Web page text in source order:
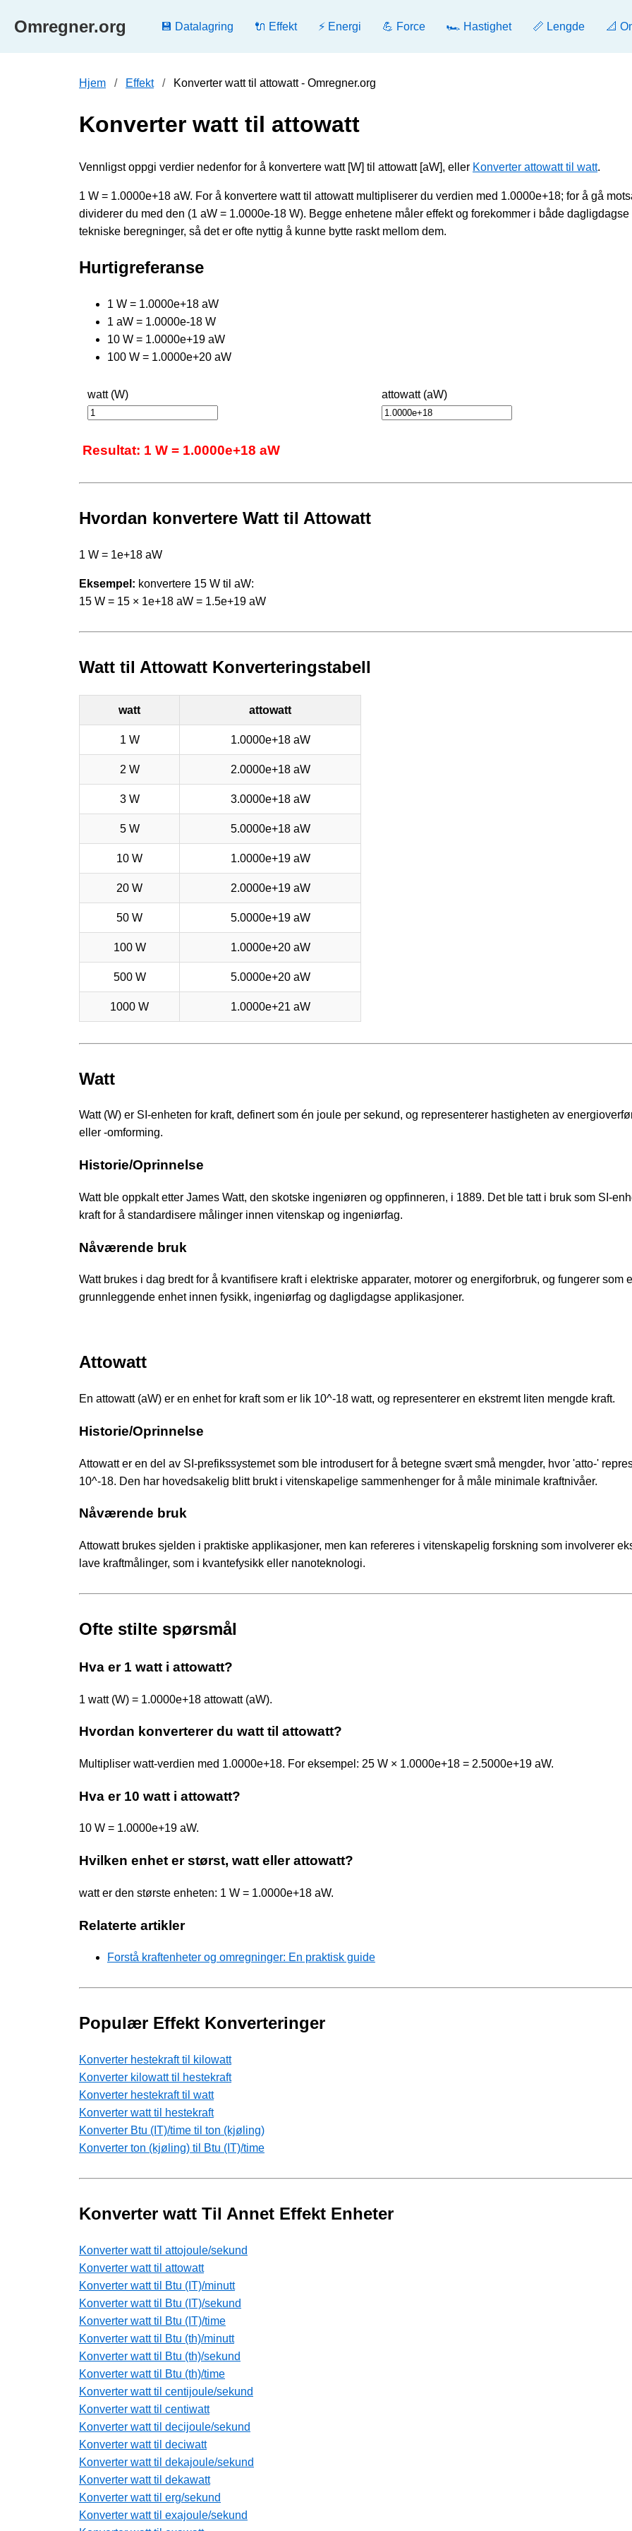
Omregner.org 💾 Datalagring 🔌 Effekt ⚡ Energi 💪 Force 🏎️ Hastighet 📏 Lengde 📐
Hjem Effekt Konverter watt til attowatt - Omregner.org
Konverter watt til attowatt
Vennligst oppgi verdier nedenfor for å konvertere watt [W] til attowatt [aW], eller Konverter attowatt til watt.
1 W = 1.0000e+18 aW. For å konvertere watt til attowatt multipliserer du verdien med 1.0000e+18; for å gå
dividerer du med den (1 aW = 1.0000e-18 W). Begge enhetene måler effekt og forekommer i både dagligdagse
tekniske beregninger, så det er ofte nyttig å kunne bytte raskt mellom dem.
Hurtigreferanse
1 W = 1.0000e+18 aW
1 aW = 1.0000e-18 W
10 W = 1.0000e+19 aW
100 W = 1.0000e+20 aW
watt (W) attowatt (aW)
Resultat: 1 W = 1.0000e+18 aW
Hvordan konvertere Watt til Attowatt
1 W = 1e+18 aW
Eksempel: konvertere 15 W til aW:
15 W = 15 × 1e+18 aW = 1.5e+19 aW
Watt til Attowatt Konverteringstabell
watt attowatt
1 W 1.0000e+18 aW
2 W 2.0000e+18 aW
3 W 3.0000e+18 aW
5 W 5.0000e+18 aW
10 W 1.0000e+19 aW
20 W 2.0000e+19 aW
50 W 5.0000e+19 aW
100 W 1.0000e+20 aW
500 W 5.0000e+20 aW
1000 W 1.0000e+21 aW
Watt
Watt (W) er SI-enheten for kraft, definert som én joule per sekund, og representerer hastigheten av
eller -omforming.
Historie/Oprinnelse
Watt ble oppkalt etter James Watt, den skotske ingeniøren og oppfinneren, i 1889. Det ble tatt i bruk som SI-
kraft for å standardisere målinger innen vitenskap og ingeniørfag.
Nåværende bruk
Watt brukes i dag bredt for å kvantifisere kraft i elektriske apparater, motorer og energiforbruk, og fungerer som
grunnleggende enhet innen fysikk, ingeniørfag og dagligdagse applikasjoner.
Attowatt
En attowatt (aW) er en enhet for kraft som er lik 10^-18 watt, og representerer en ekstremt liten mengde kraft.
Historie/Oprinnelse
Attowatt er en del av SI-prefikssystemet som ble introdusert for å betegne svært små mengder, hvor 'atto-'
10^-18. Den har hovedsakelig blitt brukt i vitenskapelige sammenhenger for å måle minimale kraftnivåer.
Nåværende bruk
Attowatt brukes sjelden i praktiske applikasjoner, men kan refereres i vitenskapelig forskning som involverer
lave kraftmålinger, som i kvantefysikk eller nanoteknologi.
Ofte stilte spørsmål
Hva er 1 watt i attowatt?
1 watt (W) = 1.0000e+18 attowatt (aW).
Hvordan konverterer du watt til attowatt?
Multipliser watt-verdien med 1.0000e+18. For eksempel: 25 W × 1.0000e+18 = 2.5000e+19 aW.
Hva er 10 watt i attowatt?
10 W = 1.0000e+19 aW.
Hvilken enhet er størst, watt eller attowatt?
watt er den største enheten: 1 W = 1.0000e+18 aW.
Relaterte artikler
Forstå kraftenheter og omregninger: En praktisk guide
Populær Effekt Konverteringer
Konverter hestekraft til kilowatt
Konverter kilowatt til hestekraft
Konverter hestekraft til watt
Konverter watt til hestekraft
Konverter Btu (IT)/time til ton (kjøling)
Konverter ton (kjøling) til Btu (IT)/time
Konverter watt Til Annet Effekt Enheter
Konverter watt til attojoule/sekund
Konverter watt til attowatt
Konverter watt til Btu (IT)/minutt
Konverter watt til Btu (IT)/sekund
Konverter watt til Btu (IT)/time
Konverter watt til Btu (th)/minutt
Konverter watt til Btu (th)/sekund
Konverter watt til Btu (th)/time
Konverter watt til centijoule/sekund
Konverter watt til centiwatt
Konverter watt til decijoule/sekund
Konverter watt til deciwatt
Konverter watt til dekajoule/sekund
Konverter watt til dekawatt
Konverter watt til erg/sekund
Konverter watt til exajoule/sekund